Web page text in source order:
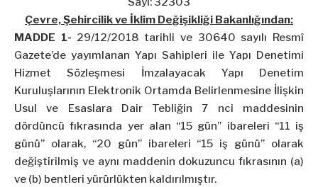
Çevre, Şehircilik ve İklim Değişikliği Bakanlığından:
MADDE 1- 29/12/2018 tarihli ve 30640 sayılı Resmî
Gazete’de yayımlanan Yapı Sahipleri ile Yapı Denetimi
Hizmet Sözleşmesi İmzalayacak Yapı Denetim
Kuruluşlarının Elektronik Ortamda Belirlenmesine İlişkin
Usul ve Esaslara Dair Tebliğin 7 nci maddesinin
dördüncü fıkrasında yer alan “15 gün” ibareleri “11 iş
günü” olarak, “20 gün” ibareleri “15 iş günü” olarak
değiştirilmiş ve aynı maddenin dokuzuncu fıkrasının (a)
ve (b) bentleri yürürlükten kaldırılmıştır.